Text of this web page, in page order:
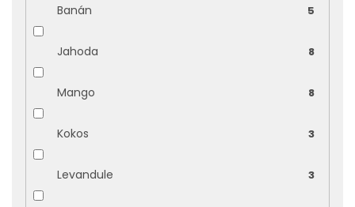
Banán 5
Jahoda 8
Mango 8
Kokos 3
Levandule 3